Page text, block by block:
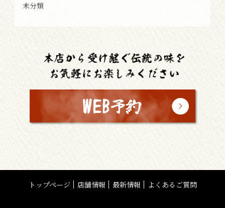
未分類
トップページ 店舗情報 最新情報 よくあるご質問